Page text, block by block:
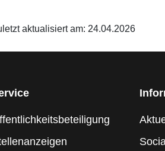
aktualisiert am: 24.04.2026